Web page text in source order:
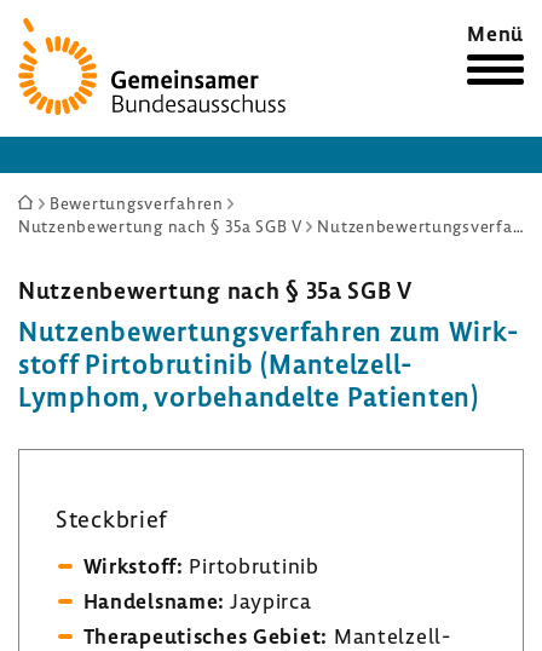
Zur
Startseite
Menü
Sie
sind
Bewertungsverfahren
Nutzenbewertung nach § 35a SGB V
Nutzenbewertungsverfahren zum Wirkstoff Pirtobrutinib (Mantelzell-Lymphom, vorbehandelte Patienten)
Nutzen­be­wer­tung nach § 35a SGB V
Nutzen­be­wer­tungs­ver­fahren zum Wirk­
stoff Pirto­bru­tinib (Mantelzell-​
Lymphom, vorbe­han­delte Pati­enten)
Steck­brief
Wirk­stoff: Pirto­bru­tinib
Handels­name: Jaypirca
Thera­peu­ti­sches Gebiet: Mantelzell-​